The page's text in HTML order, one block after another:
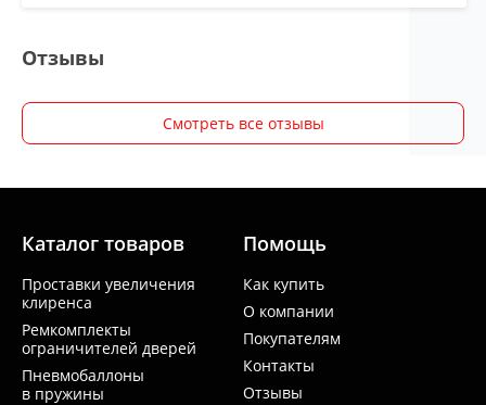
Отзывы
Смотреть все отзывы
Каталог товаров
Проставки увеличения
клиренса
Ремкомплекты
ограничителей дверей
Пневмобаллоны
в пружины
Помощь
Как купить
О компании
Покупателям
Контакты
Отзывы